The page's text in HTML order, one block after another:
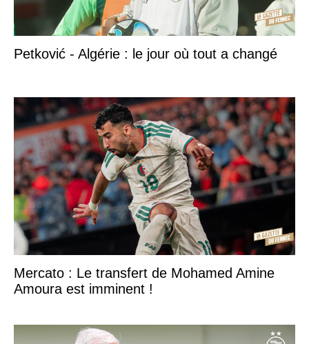
Petković - Algérie : le jour où tout a changé
Mercato : Le transfert de Mohamed Amine
Amoura est imminent !